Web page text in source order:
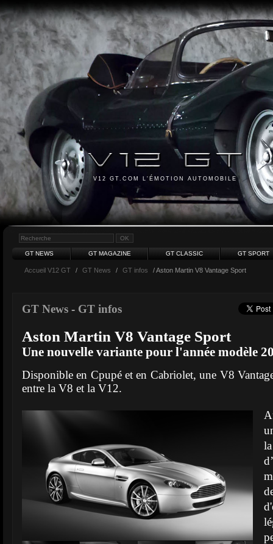
V12 GT.COM L'ÉMOTION AUTOMOBILE
GT NEWS GT MAGAZINE GT CLASSIC GT SPORT
Accueil V12 GT / GT News / GT infos / Aston Martin V8 Vantage Sport
GT News - GT infos
Aston Martin V8 Vantage Sport
Une nouvelle variante pour l'année modèle
Disponible en Cpupé et en Cabriolet, une V8
entre la V8 et la V12.